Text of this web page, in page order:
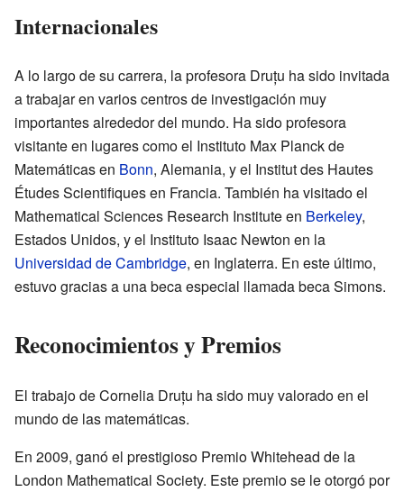
Internacionales
A lo largo de su carrera, la profesora Druțu ha sido invitada
a trabajar en varios centros de investigación muy
importantes alrededor del mundo. Ha sido profesora
visitante en lugares como el Instituto Max Planck de
Matemáticas en Bonn, Alemania, y el Institut des Hautes
Études Scientifiques en Francia. También ha visitado el
Mathematical Sciences Research Institute en Berkeley,
Estados Unidos, y el Instituto Isaac Newton en la
Universidad de Cambridge, en Inglaterra. En este último,
estuvo gracias a una beca especial llamada beca Simons.
Reconocimientos y Premios
El trabajo de Cornelia Druțu ha sido muy valorado en el
mundo de las matemáticas.
En 2009, ganó el prestigioso Premio Whitehead de la
London Mathematical Society. Este premio se le otorgó por